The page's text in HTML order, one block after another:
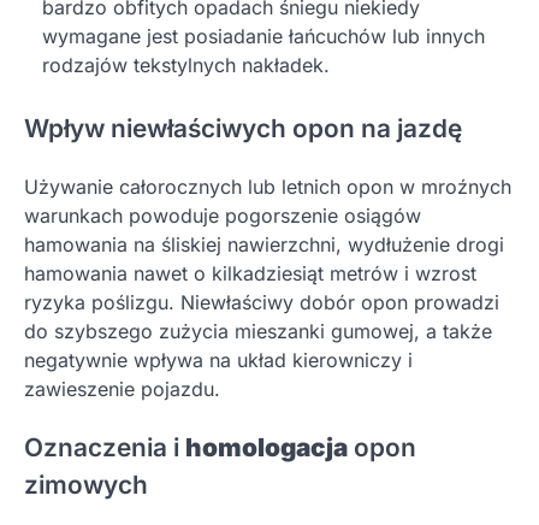
bardzo obfitych opadach śniegu niekiedy
wymagane jest posiadanie łańcuchów lub innych
rodzajów tekstylnych nakładek.
Wpływ niewłaściwych opon na jazdę
Używanie całorocznych lub letnich opon w mroźnych
warunkach powoduje pogorszenie osiągów
hamowania na śliskiej nawierzchni, wydłużenie drogi
hamowania nawet o kilkadziesiąt metrów i wzrost
ryzyka poślizgu. Niewłaściwy dobór opon prowadzi
do szybszego zużycia mieszanki gumowej, a także
negatywnie wpływa na układ kierowniczy i
zawieszenie pojazdu.
Oznaczenia i homologacja opon
zimowych